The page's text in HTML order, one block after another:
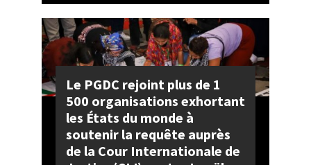
Le PGDC rejoint plus de 1
500 organisations exhortant
les États du monde à
soutenir la requête auprès
de la Cour Internationale de